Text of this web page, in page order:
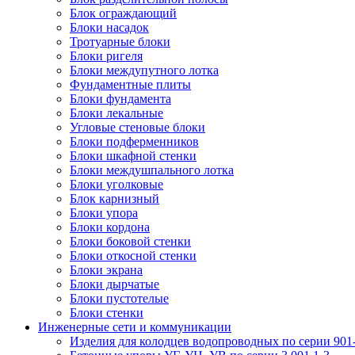
Блок ограждающий
Блоки насадок
Тротуарные блоки
Блоки ригеля
Блоки междупутного лотка
Фундаментные плиты
Блоки фундамента
Блоки лекальные
Угловые стеновые блоки
Блоки подферменников
Блоки шкафной стенки
Блоки междушпального лотка
Блоки уголковые
Блок карнизный
Блоки упора
Блоки кордона
Блоки боковой стенки
Блоки откосной стенки
Блоки экрана
Блоки дырчатые
Блоки пустотелые
Блоки стенки
Инженерные сети и коммуникации
Изделия для колодцев водопроводных по серии